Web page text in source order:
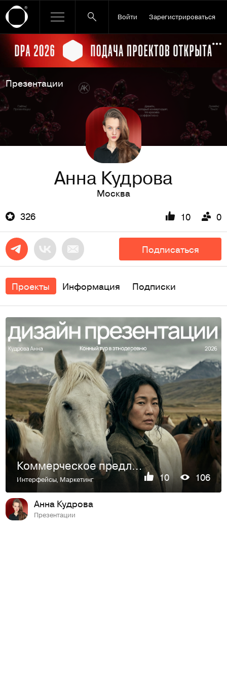
Войти Зарегистрироваться
Ссылка баннера
Презентации
Анна Кудрова
Москва
326
10 0
Подписаться
Проекты Информация Подписки
Коммерческое предложение | Тур
Интерфейсы,Маркетинг 10 106
Анна Кудрова
Презентации